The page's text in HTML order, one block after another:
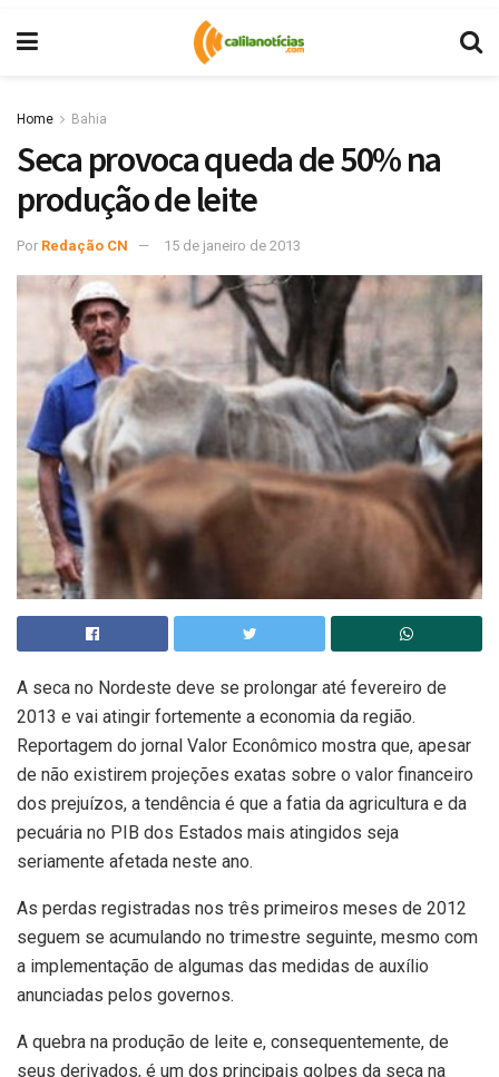
Home Bahia
Seca provoca queda de 50% na
produção de leite
Por Redação CN 15 de janeiro de 2013
A seca no Nordeste deve se prolongar até fevereiro de
2013 e vai atingir fortemente a economia da região.
Reportagem do jornal Valor Econômico mostra que, apesar
de não existirem projeções exatas sobre o valor financeiro
dos prejuízos, a tendência é que a fatia da agricultura e da
pecuária no PIB dos Estados mais atingidos seja
seriamente afetada neste ano.
As perdas registradas nos três primeiros meses de 2012
seguem se acumulando no trimestre seguinte, mesmo com
a implementação de algumas das medidas de auxílio
anunciadas pelos governos.
A quebra na produção de leite e, consequentemente, de
seus derivados, é um dos principais golpes da seca na